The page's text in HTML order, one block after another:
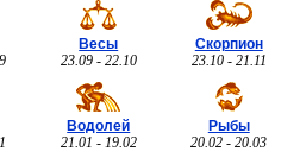
Весы
23.09 - 22.10
Скорпион
23.10 - 21.11
Водолей
21.01 - 19.02
Рыбы
20.02 - 20.03